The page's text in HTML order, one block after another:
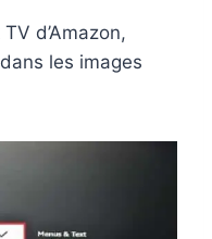
d’Amazon,
les images